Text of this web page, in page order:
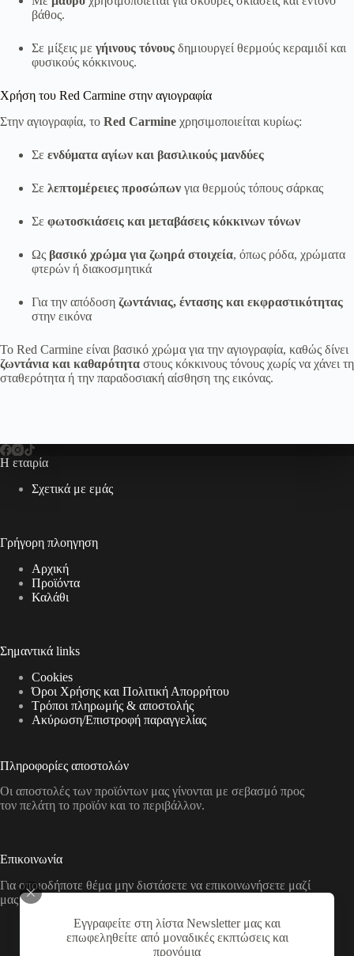
Εγγραφείτε στη λίστα Newsletter μας και
επωφεληθείτε από μοναδικές εκπτώσεις και
προνόμια
βάθος.
Σε μίξεις με γήινους τόνους δημιουργεί θερμούς κεραμιδί και
φυσικούς κόκκινους.
Χρήση του Red Carmine στην αγιογραφία
Στην αγιογραφία, το Red Carmine χρησιμοποιείται κυρίως:
Σε ενδύματα αγίων και βασιλικούς μανδύες
Σε λεπτομέρειες προσώπων για θερμούς τόπους σάρκας
Σε φωτοσκιάσεις και μεταβάσεις κόκκινων τόνων
Ως βασικό χρώμα για ζωηρά στοιχεία, όπως ρόδα, χρώματα
φτερών ή διακοσμητικά
Για την απόδοση ζωντάνιας, έντασης και εκφραστικότητας
στην εικόνα
Το Red Carmine είναι βασικό χρώμα για την αγιογραφία, καθώς δίνει
ζωντάνια και καθαρότητα στους κόκκινους τόνους χωρίς να χάνει τη
σταθερότητα ή την παραδοσιακή αίσθηση της εικόνας.
Η εταιρία
Σχετικά με εμάς
Γρήγορη πλοηγηση
Αρχική
Προϊόντα
Καλάθι
Σημαντικά links
Cookies
Όροι Χρήσης και Πολιτική Απορρήτου
Τρόποι πληρωμής & αποστολής
Aκύρωση/Επιστροφή παραγγελίας
Πληροφορίες αποστολών
Οι αποστολές των προϊόντων μας γίνονται με σεβασμό προς
τον πελάτη το προϊόν και το περιβάλλον.
Επικοινωνία
Για οποιοδήποτε θέμα μην διστάσετε να επικοινωνήσετε μαζί
μας με τους παρακάτω τρόπους
Διεύθυνση:
Νικολάου Χάσου 19, ΤΚ 53100, Φλώρινα,